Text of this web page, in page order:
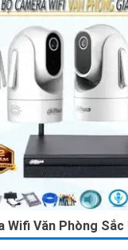
Wifi Văn Phòng Sắc